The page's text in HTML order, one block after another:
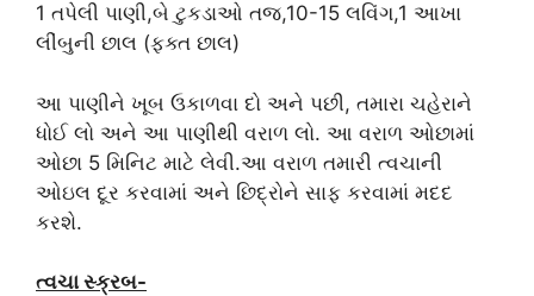
1 તપેલી પાણી,બે ટુકડાઓ તજ,10-15 લવિંગ,1 આખા
લીંબુની છાલ (ફક્ત છાલ)
આ પાણીને ખૂબ ઉકાળવા દો અને પછી, તમારા ચહેરાને
ધોઈ લો અને આ પાણીથી વરાળ લો. આ વરાળ ઓછામાં
ઓછા 5 મિનિટ માટે લેવી.આ વરાળ તમારી ત્વચાની
ઓઇલ દૂર કરવામાં અને છિદ્રોને સાફ કરવામાં મદદ
કરશે.
ત્વચા સ્ક્રબ-